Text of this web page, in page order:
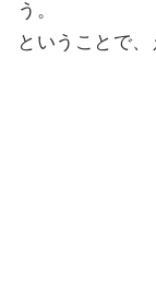
う。
ということで